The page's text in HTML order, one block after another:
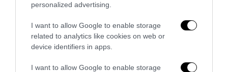
personalized advertising.
I want to allow Google to enable storage
related to analytics like cookies on web or
device identifiers in apps.
I want to allow Google to enable storage
5 Agosto 2026